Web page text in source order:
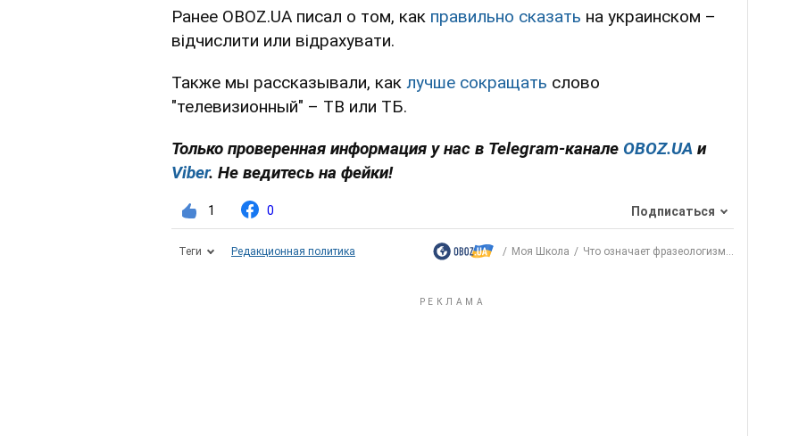
Ранее OBOZ.UA писал о том, как правильно сказать на украинском –
відчислити или відрахувати.
Также мы рассказывали, как лучше сокращать слово
"телевизионный" – ТВ или ТБ.
Только проверенная информация у нас в Telegram-канале OBOZ.UA и
Viber. Не ведитесь на фейки!
1 0 Подписаться
Теги Редакционная политика Моя Школа Что означает фразеологизм...